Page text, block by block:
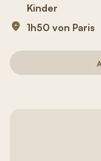
Kinder
1h50 von Paris